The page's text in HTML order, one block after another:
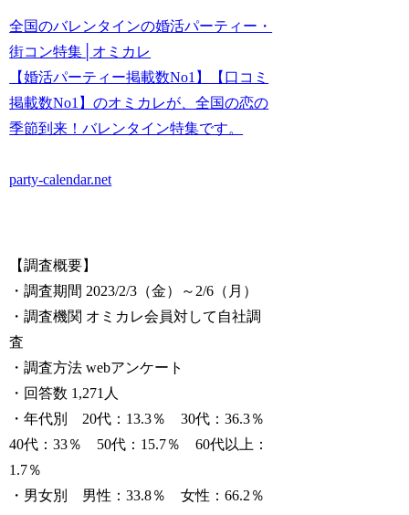
全国のバレンタインの婚活パーティー・
街コン特集│オミカレ
【婚活パーティー掲載数No1】【口コミ
掲載数No1】のオミカレが、全国の恋の
季節到来！バレンタイン特集です。
party-calendar.net
【調査概要】
・調査期間 2023/2/3（金）～2/6（月）
・調査機関 オミカレ会員対して自社調
査
・調査方法 webアンケート
・回答数 1,271人
・年代別 20代：13.3％ 30代：36.3％
40代：33％ 50代：15.7％ 60代以上：
1.7％
・男女別 男性：33.8％ 女性：66.2％